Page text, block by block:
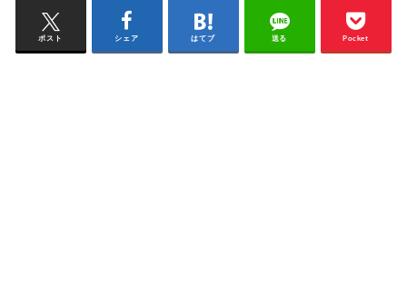
ポスト シェア はてブ 送る Pocket